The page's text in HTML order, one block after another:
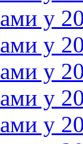
у
у
у
у
у